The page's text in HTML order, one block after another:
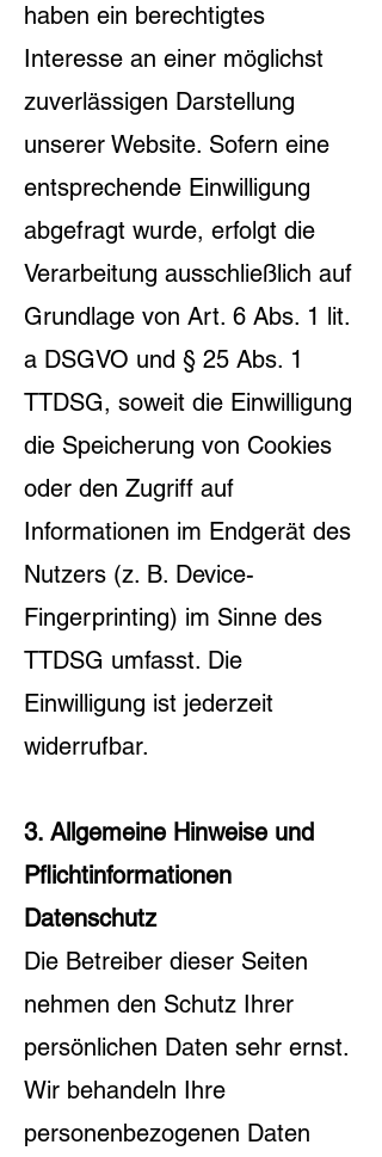
haben ein berechtigtes
Interesse an einer möglichst
zuverlässigen Darstellung
unserer Website. Sofern eine
entsprechende Einwilligung
abgefragt wurde, erfolgt die
Verarbeitung ausschließlich auf
Grundlage von Art. 6 Abs. 1 lit.
a DSGVO und § 25 Abs. 1
TTDSG, soweit die Einwilligung
die Speicherung von Cookies
oder den Zugriff auf
Informationen im Endgerät des
Nutzers (z. B. Device-
Fingerprinting) im Sinne des
TTDSG umfasst. Die
Einwilligung ist jederzeit
widerrufbar.
3. Allgemeine Hinweise und
Pflichtinformationen
Datenschutz
Die Betreiber dieser Seiten
nehmen den Schutz Ihrer
persönlichen Daten sehr ernst.
Wir behandeln Ihre
personenbezogenen Daten